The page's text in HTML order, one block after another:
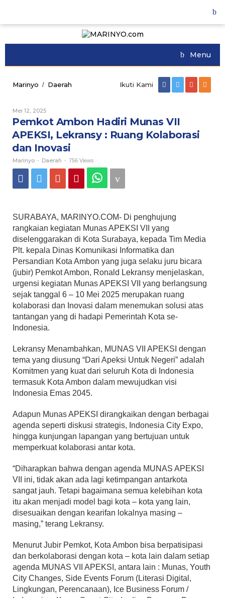
content
Menu
Marinyo / Daerah
VII
Lekransy
Ruang
Kolaborasi
dan
Inovasi
Ikuti Kami
Mei 12, 2025
Marinyo
Pemkot Ambon Hadiri Munas VII
APEKSI, Lekransy : Ruang Kolaborasi
dan Inovasi
Marinyo - Daerah - 756 Views
SURABAYA, MARINYO.COM- Di penghujung
rangkaian kegiatan Munas APEKSI VII yang
diselenggarakan di Kota Surabaya, kepada Tim Media
Plt. kepala Dinas Komunikasi Informatika dan
Persandian Kota Ambon yang juga selaku juru bicara
(jubir) Pemkot Ambon, Ronald Lekransy menjelaskan,
urgensi kegiatan Munas APEKSI VII yang berlangsung
sejak tanggal 6 – 10 Mei 2025 merupakan ruang
kolaborasi dan Inovasi dalam menemukan solusi atas
tantangan yang di hadapi Pemerintah Kota se-
Indonesia.
Lekransy Menambahkan, MUNAS VII APEKSI dengan
tema yang diusung “Dari Apeksi Untuk Negeri” adalah
Komitmen yang kuat dari seluruh Kota di Indonesia
termasuk Kota Ambon dalam mewujudkan visi
Indonesia Emas 2045.
Adapun Munas APEKSI dirangkaikan dengan berbagai
agenda seperti diskusi strategis, Indonesia City Expo,
hingga kunjungan lapangan yang bertujuan untuk
memperkuat kolaborasi antar kota.
“Diharapkan bahwa dengan agenda MUNAS APEKSI
VII ini, tidak akan ada lagi ketimpangan antarkota
sangat jauh. Tetapi bagaimana semua kelebihan kota
itu akan menjadi model bagi kota – kota yang lain,
disesuaikan dengan kearifan lokalnya masing –
masing,” terang Lekransy.
Menurut Jubir Pemkot, Kota Ambon bisa berpatisipasi
dan berkolaborasi dengan kota – kota lain dalam setiap
agenda MUNAS VII APEKSI, antara lain : Munas, Youth
City Changes, Side Events Forum (Literasi Digital,
Lingkungan, Perencanaan), Ice Business Forum /